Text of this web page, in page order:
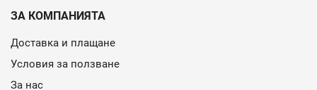
ЗА КОМПАНИЯТА
Доставка и плащане
Условия за ползване
За нас